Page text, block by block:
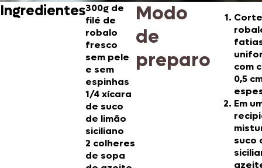
Ingredientes300g de
filé de
robalo
fresco
sem pele
e sem
espinhas
1/4 xícara
de suco
de limão
siciliano
2 colheres
de sopa
Modo
de
preparo
com
0,5
Em
suco